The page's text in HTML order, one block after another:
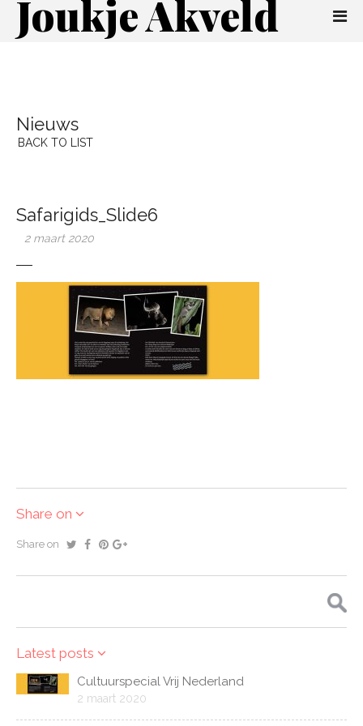
Joukje Akveld
Nieuws
BACK TO LIST
Safarigids_Slide6
2 maart 2020
Share on
Share on
Latest posts
Cultuurspecial Vrij Nederland
2 maart 2020